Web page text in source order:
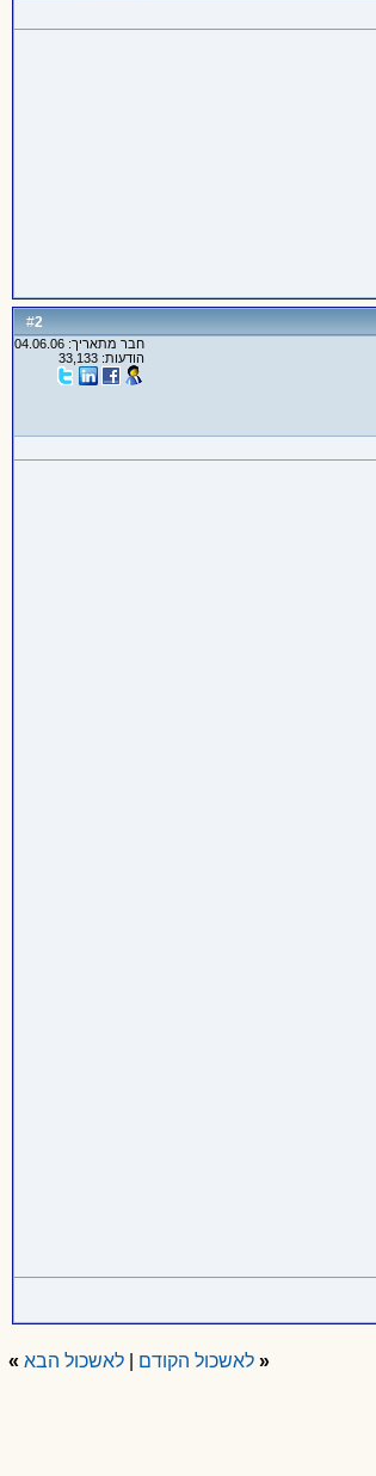
#
2
חבר מתאריך: 04.06.06
הודעות: 33,133
« לאשכול הקודם |לאשכול הבא »